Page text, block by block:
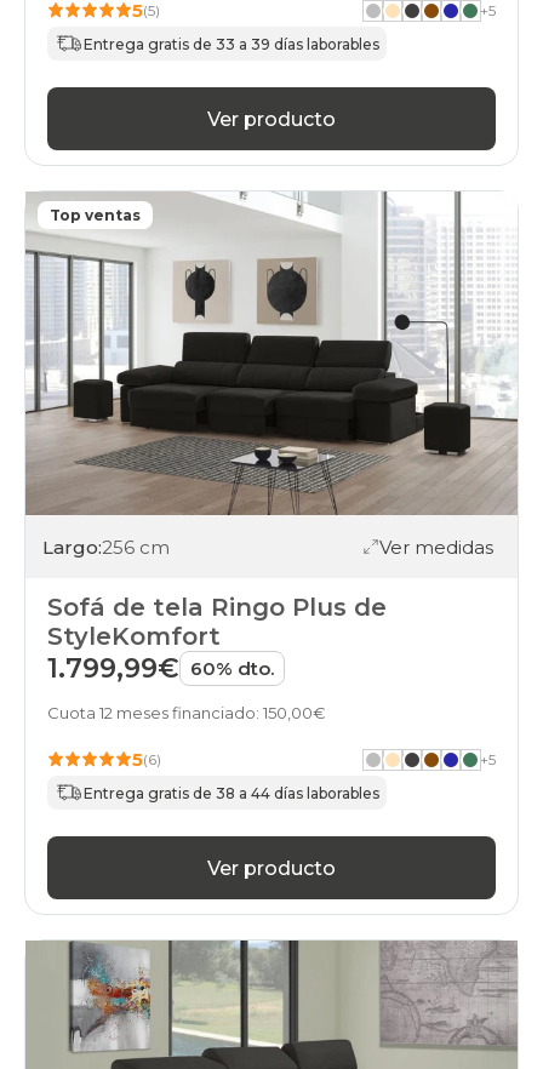
5(5) +5
Entrega gratis de 33 a 39 días laborables
Ver producto
Top ventas
Largo:256 cm Ver medidas
Sofá de tela Ringo Plus de
StyleKomfort
1.799,99€ 60% dto.
Cuota 12 meses financiado: 150,00€
5(6) +5
Entrega gratis de 38 a 44 días laborables
Ver producto